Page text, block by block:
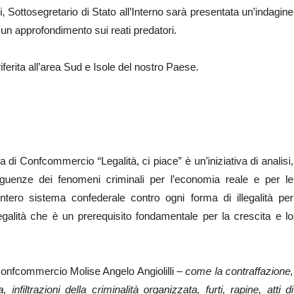
di Stato all’Interno sarà presentata un’indagine
approfondimento sui reati predatori.
all’area Sud e Isole del nostro Paese.
Confcommercio “Legalità, ci piace” è un’iniziativa di analisi,
dei fenomeni criminali per l’economia reale e per le
sistema confederale contro ogni forma di illegalità per
che è un prerequisito fondamentale per la crescita e lo
Molise Angelo Angiolilli – come la contraffazione,
infiltrazioni della criminalità organizzata, furti, rapine, atti di